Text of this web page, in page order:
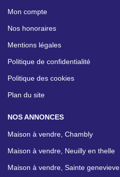
Mon compte
Nos honoraires
Mentions légales
Politique de confidentialité
Politique des cookies
Plan du site
NOS ANNONCES
Maison à vendre, Chambly
Maison à vendre, Neuilly en thelle
Maison à vendre, Sainte genevieve